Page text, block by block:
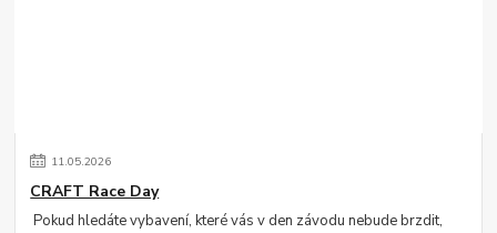
11.05.2026
CRAFT Race Day
Pokud hledáte vybavení, které vás v den závodu nebude brzdit,